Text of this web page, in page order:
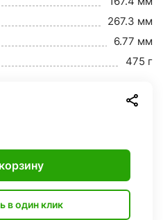
267.3 мм
6.77 мм
475 г
в один клик